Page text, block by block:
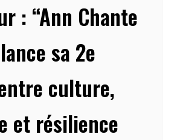
: “Ann Chante
sa 2e
culture,
et résilience